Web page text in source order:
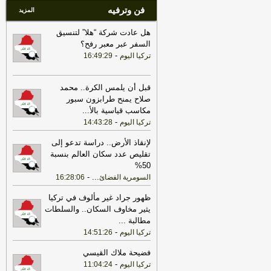
فن وترفيه المزيد
هل عادت شركة “هلا” لتنسيق
السفر عبر معبر رفح؟
تركيا اليوم -
16:49:29
قبل أن يلمس الكرة.. محمد
صلاح يمنح طرابزون سبور
مكاسب قياسية بالأ...
تركيا اليوم -
14:43:28
لإنقاذ الأرض.. دراسة تدعو إلى
تقليص عدد سكان العالم بنسبة
50%
السومرية الفضائ...
-
16:28:06
ظهور جراد غير مألوف في تركيا
يثير مخاوف السكان.. والسلطات
مطالبة ...
تركيا اليوم -
14:51:26
فضيحة ملاك القيسي
تركيا اليوم -
11:04:24